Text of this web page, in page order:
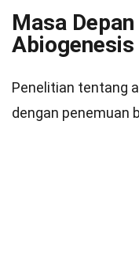
Masa
Abiogenesis
Penelitian tentang
dengan penemuan